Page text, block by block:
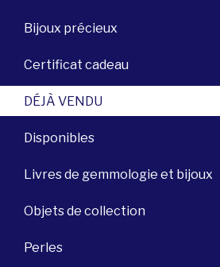
Bijoux précieux
Certificat cadeau
DÉJÀ VENDU
Disponibles
Livres de gemmologie et bijoux
Objets de collection
Perles